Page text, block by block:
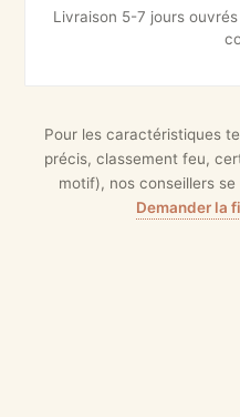
Livraison 5-7 jours
Pour les caractéristiques
précis, classement feu,
motif), nos conseillers
Demander la